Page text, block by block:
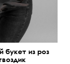
букет из роз